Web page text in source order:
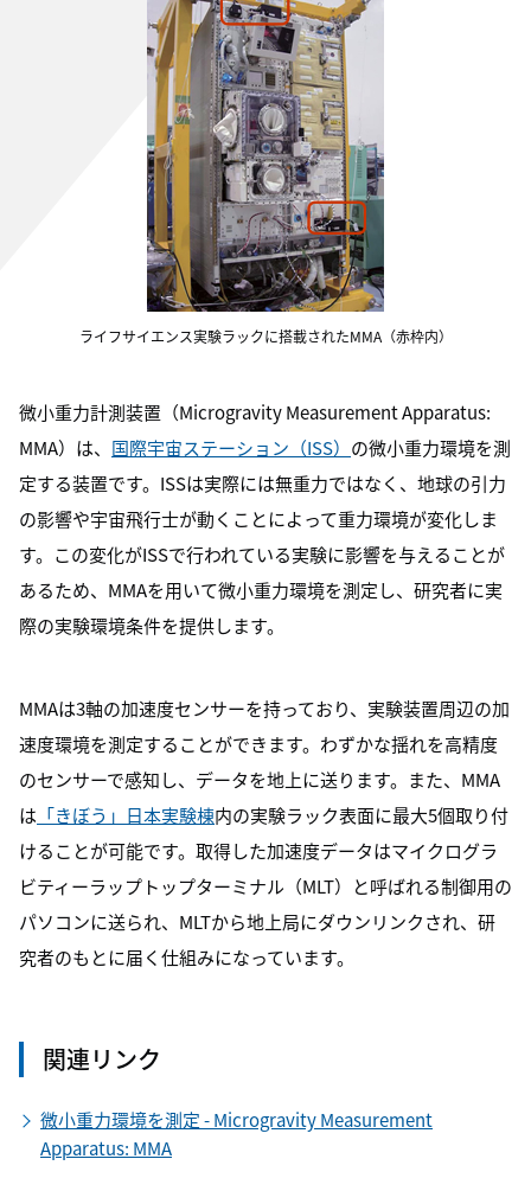
微小重力計測装置（Microgravity Measurement Apparatus:
MMA）は、 国際宇宙ステーション（ISS） の微小重力環境を測
定する装置です。ISSは実際には無重力ではなく、地球の引力
の影響や宇宙飛行士が動くことによって重力環境が変化しま
す。この変化がISSで行われている実験に影響を与えることが
あるため、MMAを用いて微小重力環境を測定し、研究者に実
際の実験環境条件を提供します。
ライフサイエンス実験ラックに搭載されたMMA（赤枠内）
MMAは3軸の加速度センサーを持っており、実験装置周辺の加
速度環境を測定することができます。わずかな揺れを高精度
のセンサーで感知し、データを地上に送ります。また、MMA
は 「きぼう」日本実験棟内の実験ラック表面に最大5個取り付
けることが可能です。取得した加速度データはマイクログラ
ビティーラップトップターミナル（MLT）と呼ばれる制御用の
パソコンに送られ、MLTから地上局にダウンリンクされ、研
究者のもとに届く仕組みになっています。
関連リンク
微小重力環境を測定 - Microgravity Measurement
Apparatus: MMA